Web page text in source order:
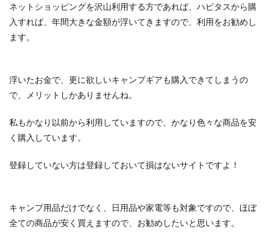
ネットショッピングを沢山利用する方であれば、ハピタスから購
入すれば、年間大きな金額が浮いてきますので、利用をお勧めし
ます。
浮いたお金で、更に欲しいキャンプギアも購入できてしまうの
で、メリットしかありませんね。
私もかなり以前から利用していますので、かなり色々な商品を安
く購入しています。
登録していない方は登録しておいて損はないサイトですよ！
キャンプ用品だけでなく、日用品や家電等も対象ですので、ほぼ
全ての商品が安く買えますので、お勧めしたいと思います。